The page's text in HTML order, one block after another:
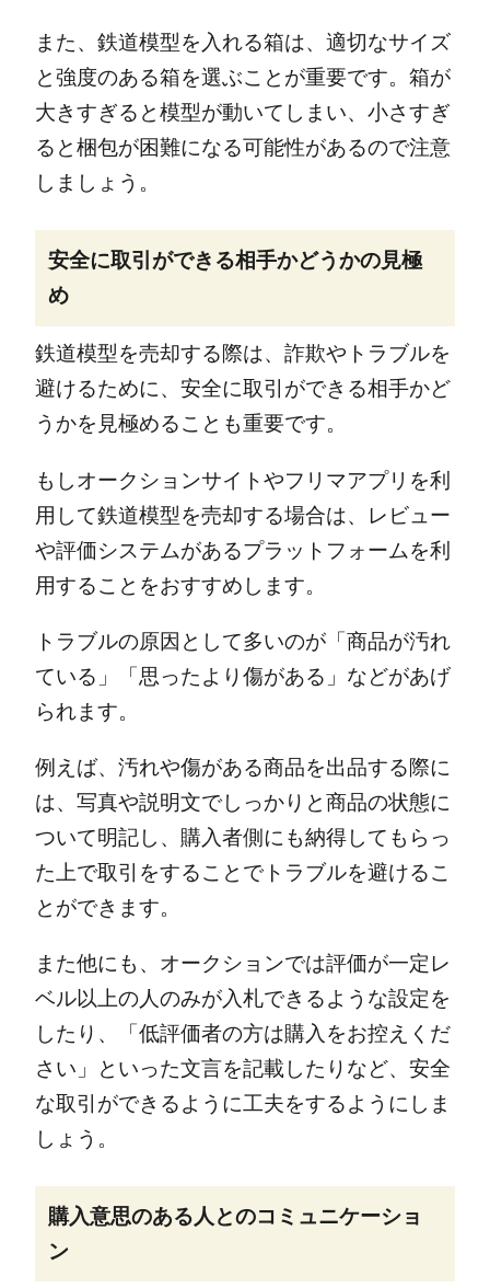
また、鉄道模型を入れる箱は、適切なサイズ
と強度のある箱を選ぶことが重要です。箱が
大きすぎると模型が動いてしまい、小さすぎ
ると梱包が困難になる可能性があるので注意
しましょう。
安全に取引ができる相手かどうかの見極
め
鉄道模型を売却する際は、詐欺やトラブルを
避けるために、安全に取引ができる相手かど
うかを見極めることも重要です。
もしオークションサイトやフリマアプリを利
用して鉄道模型を売却する場合は、レビュー
や評価システムがあるプラットフォームを利
用することをおすすめします。
トラブルの原因として多いのが「商品が汚れ
ている」「思ったより傷がある」などがあげ
られます。
例えば、汚れや傷がある商品を出品する際に
は、写真や説明文でしっかりと商品の状態に
ついて明記し、購入者側にも納得してもらっ
た上で取引をすることでトラブルを避けるこ
とができます。
また他にも、オークションでは評価が一定レ
ベル以上の人のみが入札できるような設定を
したり、「低評価者の方は購入をお控えくだ
さい」といった文言を記載したりなど、安全
な取引ができるように工夫をするようにしま
しょう。
購入意思のある人とのコミュニケーショ
ン